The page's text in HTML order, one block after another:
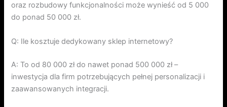
oraz rozbudowy funkcjonalności może wynieść od 5 000
do ponad 50 000 zł.
Q: Ile kosztuje dedykowany sklep internetowy?
A: To od 80 000 zł do nawet ponad 500 000 zł –
inwestycja dla firm potrzebujących pełnej personalizacji i
zaawansowanych integracji.